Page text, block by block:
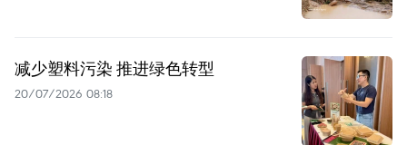
减少塑料污染 推进绿色转型
20/07/2026 08:18